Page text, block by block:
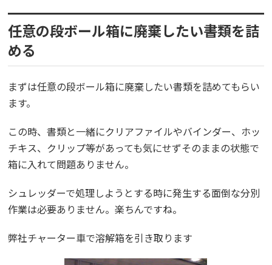
任意の段ボール箱に廃棄したい書類を詰
める
まずは任意の段ボール箱に廃棄したい書類を詰めてもらい
ます。
この時、書類と一緒にクリアファイルやバインダー、ホッ
チキス、クリップ等があっても気にせずそのままの状態で
箱に入れて問題ありません。
シュレッダーで処理しようとする時に発生する面倒な分別
作業は必要ありません。楽ちんですね。
弊社チャーター車で溶解箱を引き取ります